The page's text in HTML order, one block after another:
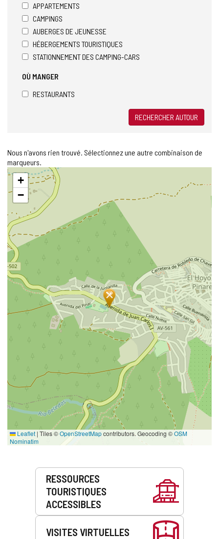
APPARTEMENTS
CAMPINGS
AUBERGES DE JEUNESSE
HÉBERGEMENTS TOURISTIQUES
STATIONNEMENT DES CAMPING-CARS
OÙ MANGER
RESTAURANTS
RECHERCHER AUTOUR
Nous n'avons rien trouvé. Sélectionnez une autre combinaison de
marqueurs.
Sauter
carte
+
−
Leaflet | Tiles ©OpenStreetMapcontributors. Geocoding ©OSM
Nominatim
Prestations
RESSOURCES
TOURISTIQUES
ACCESSIBLES
VISITES VIRTUELLES